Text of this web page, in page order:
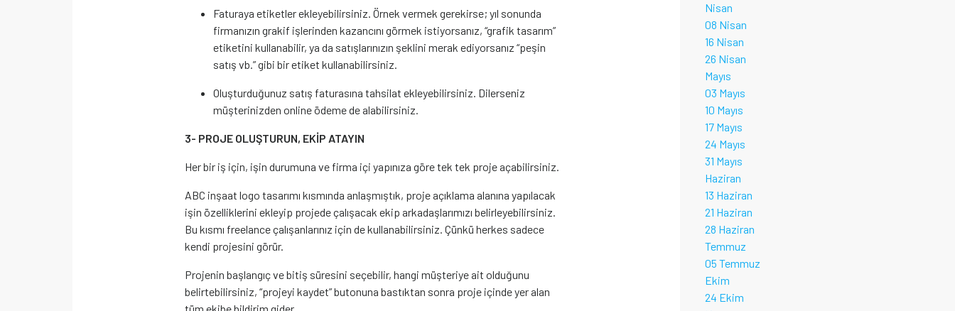
Faturaya etiketler ekleyebilirsiniz. Örnek vermek gerekirse; yıl sonunda
firmanızın grakif işlerinden kazancını görmek istiyorsanız, “grafik tasarım”
etiketini kullanabilir, ya da satışlarınızın şeklini merak ediyorsanız “peşin
satış vb.” gibi bir etiket kullanabilirsiniz.
Oluşturduğunuz satış faturasına tahsilat ekleyebilirsiniz. Dilerseniz
müşterinizden online ödeme de alabilirsiniz.
3- PROJE OLUŞTURUN, EKİP ATAYIN
Her bir iş için, işin durumuna ve firma içi yapınıza göre tek tek proje açabilirsiniz.
ABC inşaat logo tasarımı kısmında anlaşmıştık, proje açıklama alanına yapılacak
işin özelliklerini ekleyip projede çalışacak ekip arkadaşlarımızı belirleyebilirsiniz.
Bu kısmı freelance çalışanlarınız için de kullanabilirsiniz. Çünkü herkes sadece
kendi projesini görür.
Projenin başlangıç ve bitiş süresini seçebilir, hangi müşteriye ait olduğunu
belirtebilirsiniz, “projeyi kaydet” butonuna bastıktan sonra proje içinde yer alan
tüm ekibe bildirim gider.
Nisan
08 Nisan
16 Nisan
26 Nisan
Mayıs
03 Mayıs
10 Mayıs
17 Mayıs
24 Mayıs
31 Mayıs
Haziran
13 Haziran
21 Haziran
28 Haziran
Temmuz
05 Temmuz
Ekim
24 Ekim